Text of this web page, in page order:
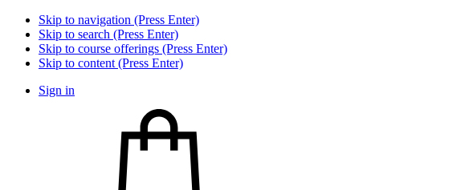
Skip to navigation (Press Enter)
Skip to search (Press Enter)
Skip to course offerings (Press Enter)
Skip to content (Press Enter)
Sign in